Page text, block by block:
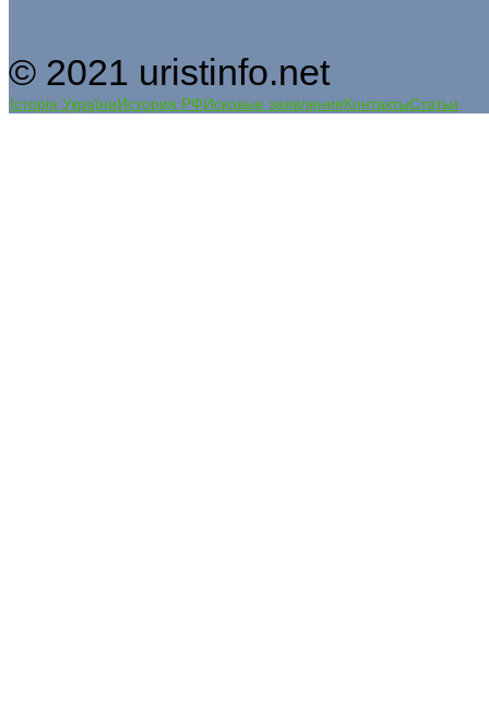
© 2021 uristinfo.net
Історія УкраїниИстория РФИсковые заявленияКонтактыСтатьи